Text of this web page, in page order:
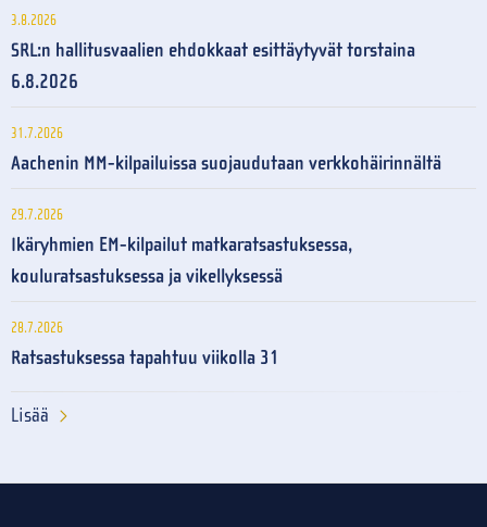
3.8.2026
SRL:n hallitusvaalien ehdokkaat esittäytyvät torstaina
6.8.2026
31.7.2026
Aachenin MM-kilpailuissa suojaudutaan verkkohäirinnältä
29.7.2026
Ikäryhmien EM-kilpailut matkaratsastuksessa,
kouluratsastuksessa ja vikellyksessä
28.7.2026
Ratsastuksessa tapahtuu viikolla 31
Lisää